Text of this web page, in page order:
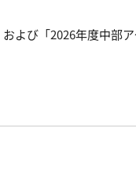
よび「2026年度中部